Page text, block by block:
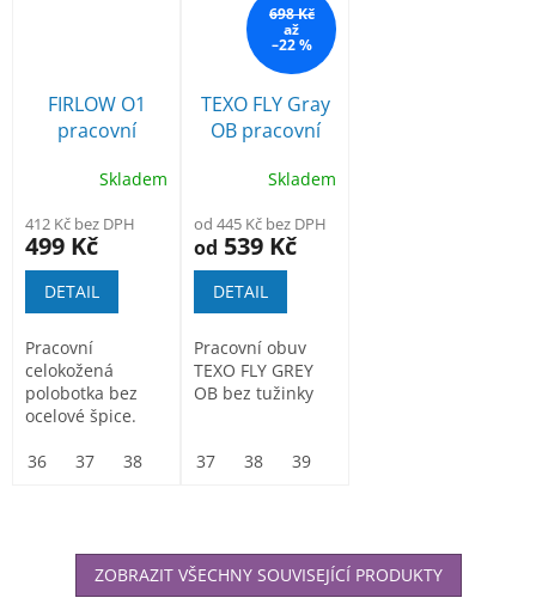
FIRLOW O1
pracovní
ocelové špice
Skladem
412 Kč bez DPH
499 Kč
DETAIL
Pracovní
celokožená
polobotka bez
ocelové špice.
useň. Podešev:
36 37 38
698 Kč
až
–22 %
TEXO FLY Gray
OB pracovní
Skladem
od 445 Kč bez DPH
od 539 Kč
DETAIL
Pracovní obuv
TEXO FLY GREY
OB bez tužinky
37 38 39
ZOBRAZIT VŠECHNY SOUVISEJÍCÍ PRODUKTY